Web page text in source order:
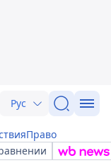
Рус
Право